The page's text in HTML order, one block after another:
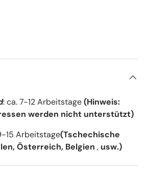
: ca. 7-12 Arbeitstage(Hinweis:
werden nicht unterstützt)
15 Arbeitstage(Tschechische
Österreich, Belgien , usw.)